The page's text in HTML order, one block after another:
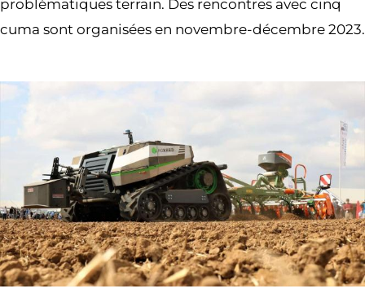
problématiques terrain. Des rencontres avec cinq
cuma sont organisées en novembre-décembre 2023.